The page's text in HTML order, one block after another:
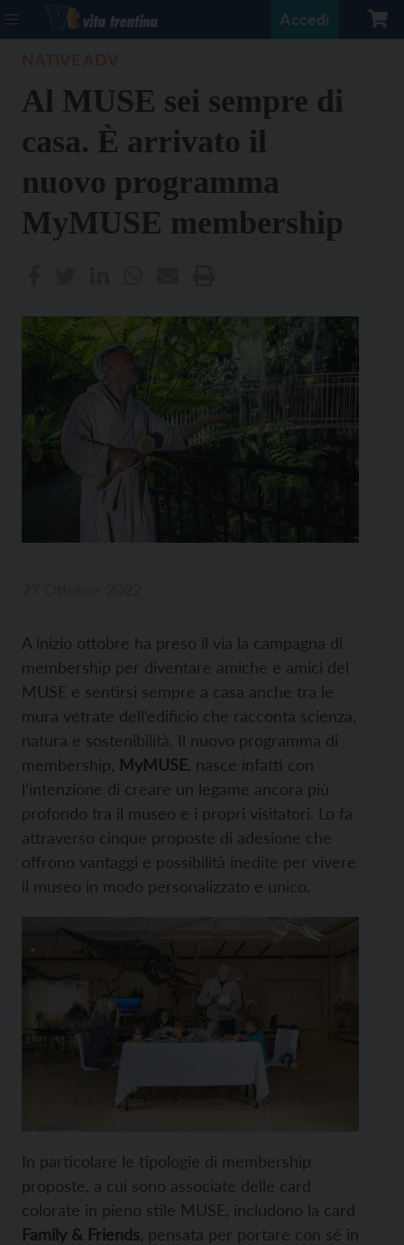
Accedi
Al MUSE sei sempre di
casa. È arrivato il
nuovo programma
MyMUSE membership
A inizio ottobre ha preso il via la campagna di
membership per diventare amiche e amici del
MUSE e sentirsi sempre a casa anche tra le
mura vetrate dell’edificio che racconta scienza,
natura e sostenibilità. Il nuovo programma di
membership, MyMUSE , nasce infatti con
l’intenzione di creare un legame ancora più
profondo tra il museo e i propri visitatori. Lo fa
attraverso cinque proposte di adesione che
offrono vantaggi e possibilità inedite per vivere
il museo in modo personalizzato e unico.
In particolare le tipologie di membership
proposte, a cui sono associate delle card
colorate in pieno stile MUSE, includono la card
Family & Friends , pensata per portare con sé in